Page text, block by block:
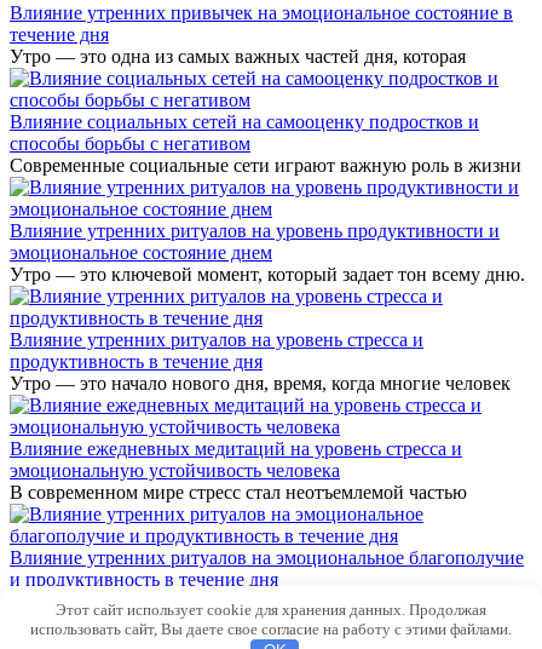
Влияние утренних привычек на эмоциональное состояние в
течение дня
Утро — это одна из самых важных частей дня, которая
Влияние социальных сетей на самооценку подростков и
способы борьбы с негативом
Современные социальные сети играют важную роль в жизни
Влияние утренних ритуалов на уровень продуктивности и
эмоциональное состояние днем
Утро — это ключевой момент, который задает тон всему дню.
Влияние утренних ритуалов на уровень стресса и
продуктивность в течение дня
Утро — это начало нового дня, время, когда многие человек
Влияние ежедневных медитаций на уровень стресса и
эмоциональную устойчивость человека
В современном мире стресс стал неотъемлемой частью
Влияние утренних ритуалов на эмоциональное благополучие
и продуктивность в течение дня
У каждой успешной и счастливой личности есть свои
утренние
Этот сайт использует cookie для хранения данных. Продолжая
использовать сайт, Вы даете свое согласие на работу с этими файлами.